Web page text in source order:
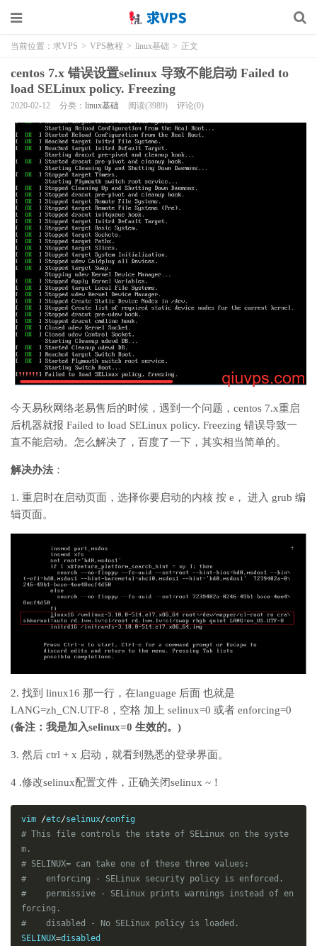
当前位置： 求VPS > VPS教程 > linux基础 > 正文
centos 7.x 错误设置selinux 导致不能启动 Failed to
load SELinux policy. Freezing
2020-02-12 分类： linux基础 阅读(3989) 评论(0)
今天易秋网络老易售后的时候，遇到一个问题，centos 7.x重启
后机器就报 Failed to load SELinux policy. Freezing 错误导致一
直不能启动。怎么解决了，百度了一下，其实相当简单的。
解决办法 ：
1. 重启时在启动页面，选择你要启动的内核 按 e， 进入 grub 编
辑页面。
2. 找到 linux16 那一行，在language 后面 也就是
LANG=zh_CN.UTF-8，空格 加上 selinux=0 或者 enforcing=0
(备注：我是加入selinux=0 生效的。)
3. 然后 ctrl + x 启动，就看到熟悉的登录界面。
4 .修改selinux配置文件，正确关闭selinux ~！
vim /etc/selinux/
# This file controls the state of SELinux on the syste
m.
# SELINUX= can take one of these three values:
#    enforcing - SELinux security policy is enforced.
#    permissive - SELinux prints warnings instead of en
forcing.
#    disabled - No SELinux policy is loaded.
SELINUX=